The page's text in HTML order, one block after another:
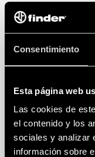
Consentimiento
Esta página web
Las cookies de
el contenido y los
sociales y analizar
información sobre